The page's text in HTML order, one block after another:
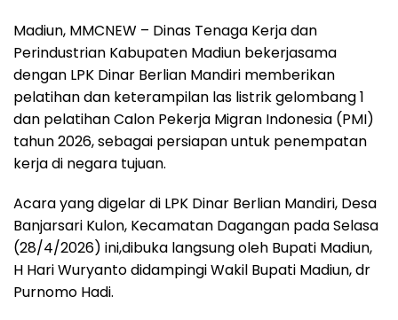
Madiun, MMCNEW – Dinas Tenaga Kerja dan
Perindustrian Kabupaten Madiun bekerjasama
dengan LPK Dinar Berlian Mandiri memberikan
pelatihan dan keterampilan las listrik gelombang 1
dan pelatihan Calon Pekerja Migran Indonesia (PMI)
tahun 2026, sebagai persiapan untuk penempatan
kerja di negara tujuan.
Acara yang digelar di LPK Dinar Berlian Mandiri, Desa
Banjarsari Kulon, Kecamatan Dagangan pada Selasa
(28/4/2026) ini,dibuka langsung oleh Bupati Madiun,
H Hari Wuryanto didampingi Wakil Bupati Madiun, dr
Purnomo Hadi.